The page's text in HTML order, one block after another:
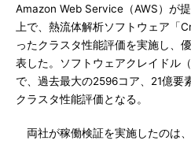
Amazon Web Service（AWS）が
上で、熱流体解析ソフトウェア「
ったクラスタ性能評価を実施し、
表した。ソフトウェアクレイドル
で、過去最大の2596コア、21億要
クラスタ性能評価となる。
両社が稼働検証を実施したのは、